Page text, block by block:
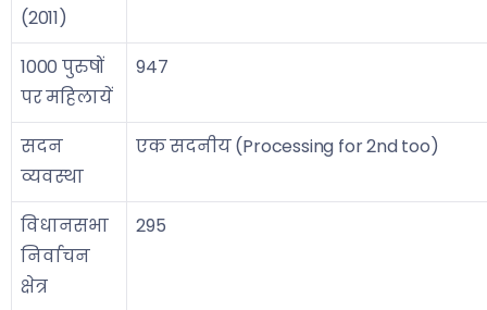
(2011)
1000 पुरुषों
पर महिलायें
947
सदन
व्यवस्था
एक सदनीय (Processing for 2nd too)
विधानसभा
निर्वाचन
क्षेत्र
295